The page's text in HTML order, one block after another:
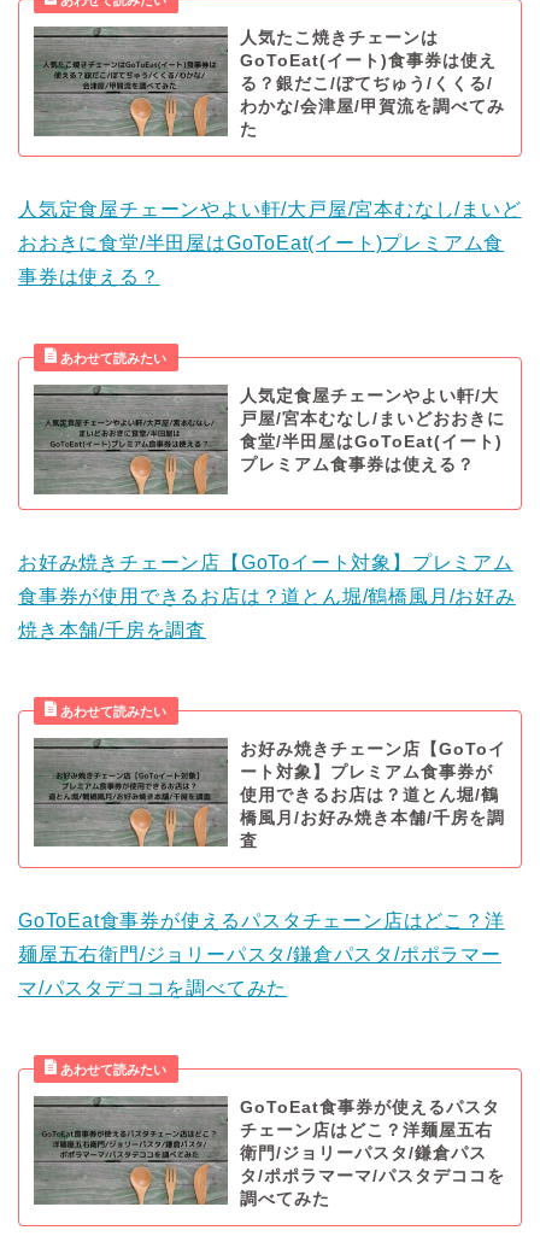
人気たこ焼きチェーンは
GoToEat(イート)食事券は使え
る？銀だこ/ぼてぢゅう/くくる/
わかな/会津屋/甲賀流を調べてみ
た
人気定食屋チェーンやよい軒/大戸屋/宮本むなし/まいど
おおきに食堂/半田屋はGoToEat(イート)プレミアム食
事券は使える？
人気定食屋チェーンやよい軒/大
戸屋/宮本むなし/まいどおおきに
食堂/半田屋はGoToEat(イート)
プレミアム食事券は使える？
お好み焼きチェーン店【GoToイート対象】プレミアム
食事券が使用できるお店は？道とん堀/鶴橋風月/お好み
焼き本舗/千房を調査
お好み焼きチェーン店【GoToイ
ート対象】プレミアム食事券が
使用できるお店は？道とん堀/鶴
橋風月/お好み焼き本舗/千房を調
査
GoToEat食事券が使えるパスタチェーン店はどこ？洋
麺屋五右衛門/ジョリーパスタ/鎌倉パスタ/ポポラマー
マ/パスタデココを調べてみた
GoToEat食事券が使えるパスタ
チェーン店はどこ？洋麺屋五右
衛門/ジョリーパスタ/鎌倉パス
タ/ポポラマーマ/パスタデココを
調べてみた